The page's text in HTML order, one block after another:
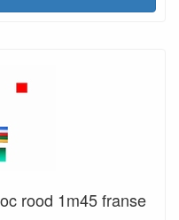
rood 1m45 franse